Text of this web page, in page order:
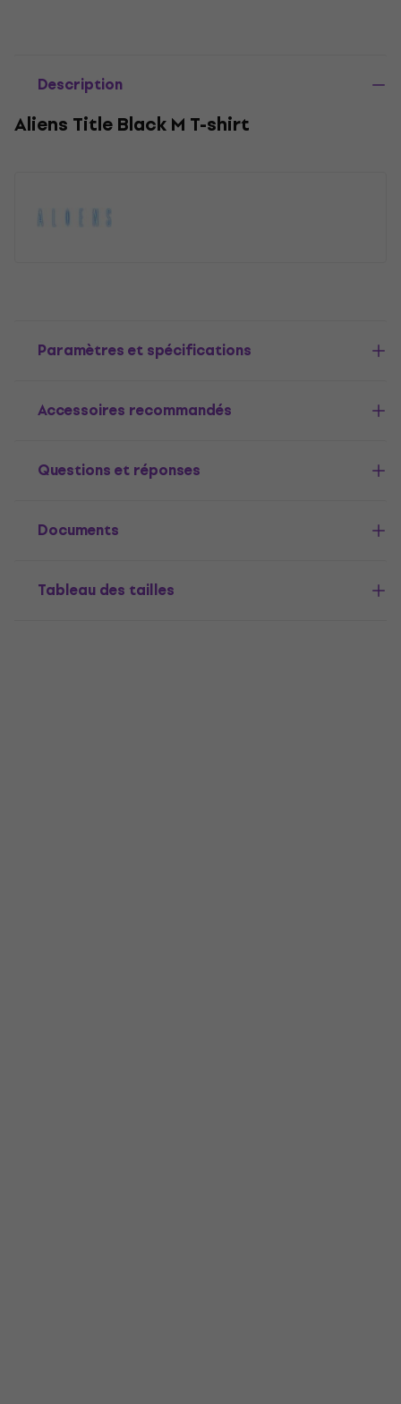
Description
Aliens Title Black M T-shirt
Paramètres et spécifications
Accessoires recommandés
Questions et réponses
Documents
Tableau des tailles